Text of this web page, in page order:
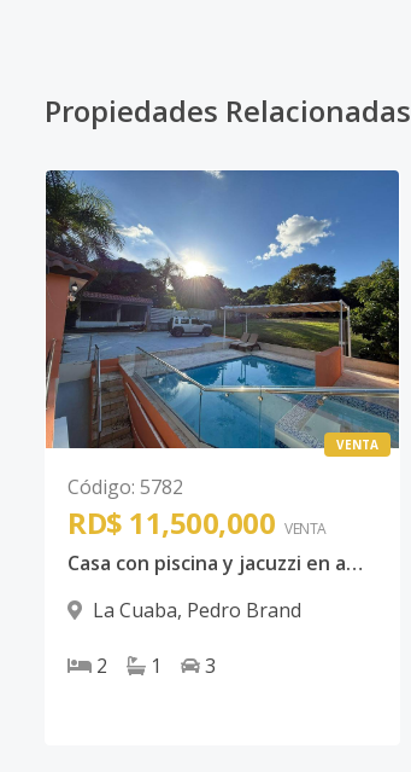
Propiedades Relacionadas
VENTA
Código: 5782
RD$ 11,500,000 VENTA
Casa con piscina y jacuzzi en amplio terreno – Ideal para vivir o invertir
La Cuaba, Pedro Brand
2 1 3